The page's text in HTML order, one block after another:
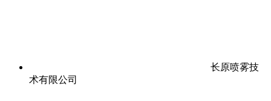
长原喷雾技
术有限公司